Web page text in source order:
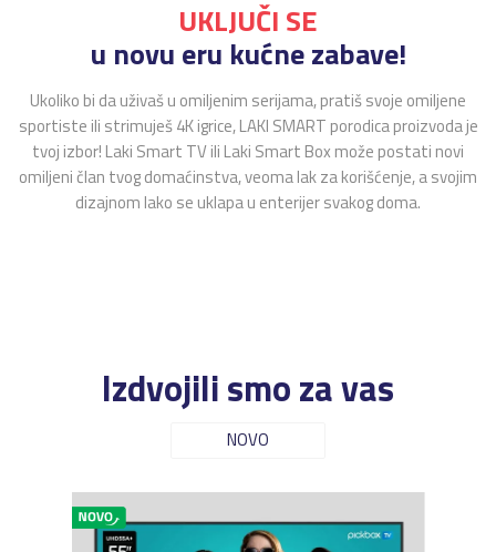
UKLJUČI SE
u novu eru kućne zabave!
Ukoliko bi da uživaš u omiljenim serijama, pratiš svoje omiljene
sportiste ili strimuješ 4K igrice, LAKI SMART porodica proizvoda je
tvoj izbor! Laki Smart TV ili Laki Smart Box može postati novi
omiljeni član tvog domaćinstva, veoma lak za korišćenje, a svojim
dizajnom lako se uklapa u enterijer svakog doma.
Izdvojili smo za vas
NOVO